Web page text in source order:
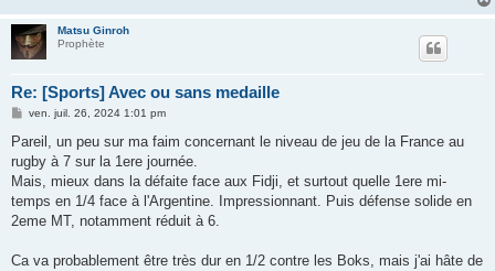
Matsu Ginroh
Prophète
Re: [Sports] Avec ou sans medaille
M
s
a
g
ven. juil. 26, 2024 1:01 pm
Pareil, un peu sur ma faim concernant le niveau de jeu de la France au
rugby à 7 sur la 1ere journée.
Mais, mieux dans la défaite face aux Fidji, et surtout quelle 1ere mi-
temps en 1/4 face à l'Argentine. Impressionnant. Puis défense solide en
2eme MT, notamment réduit à 6.
Ca va probablement être très dur en 1/2 contre les Boks, mais j'ai hâte de